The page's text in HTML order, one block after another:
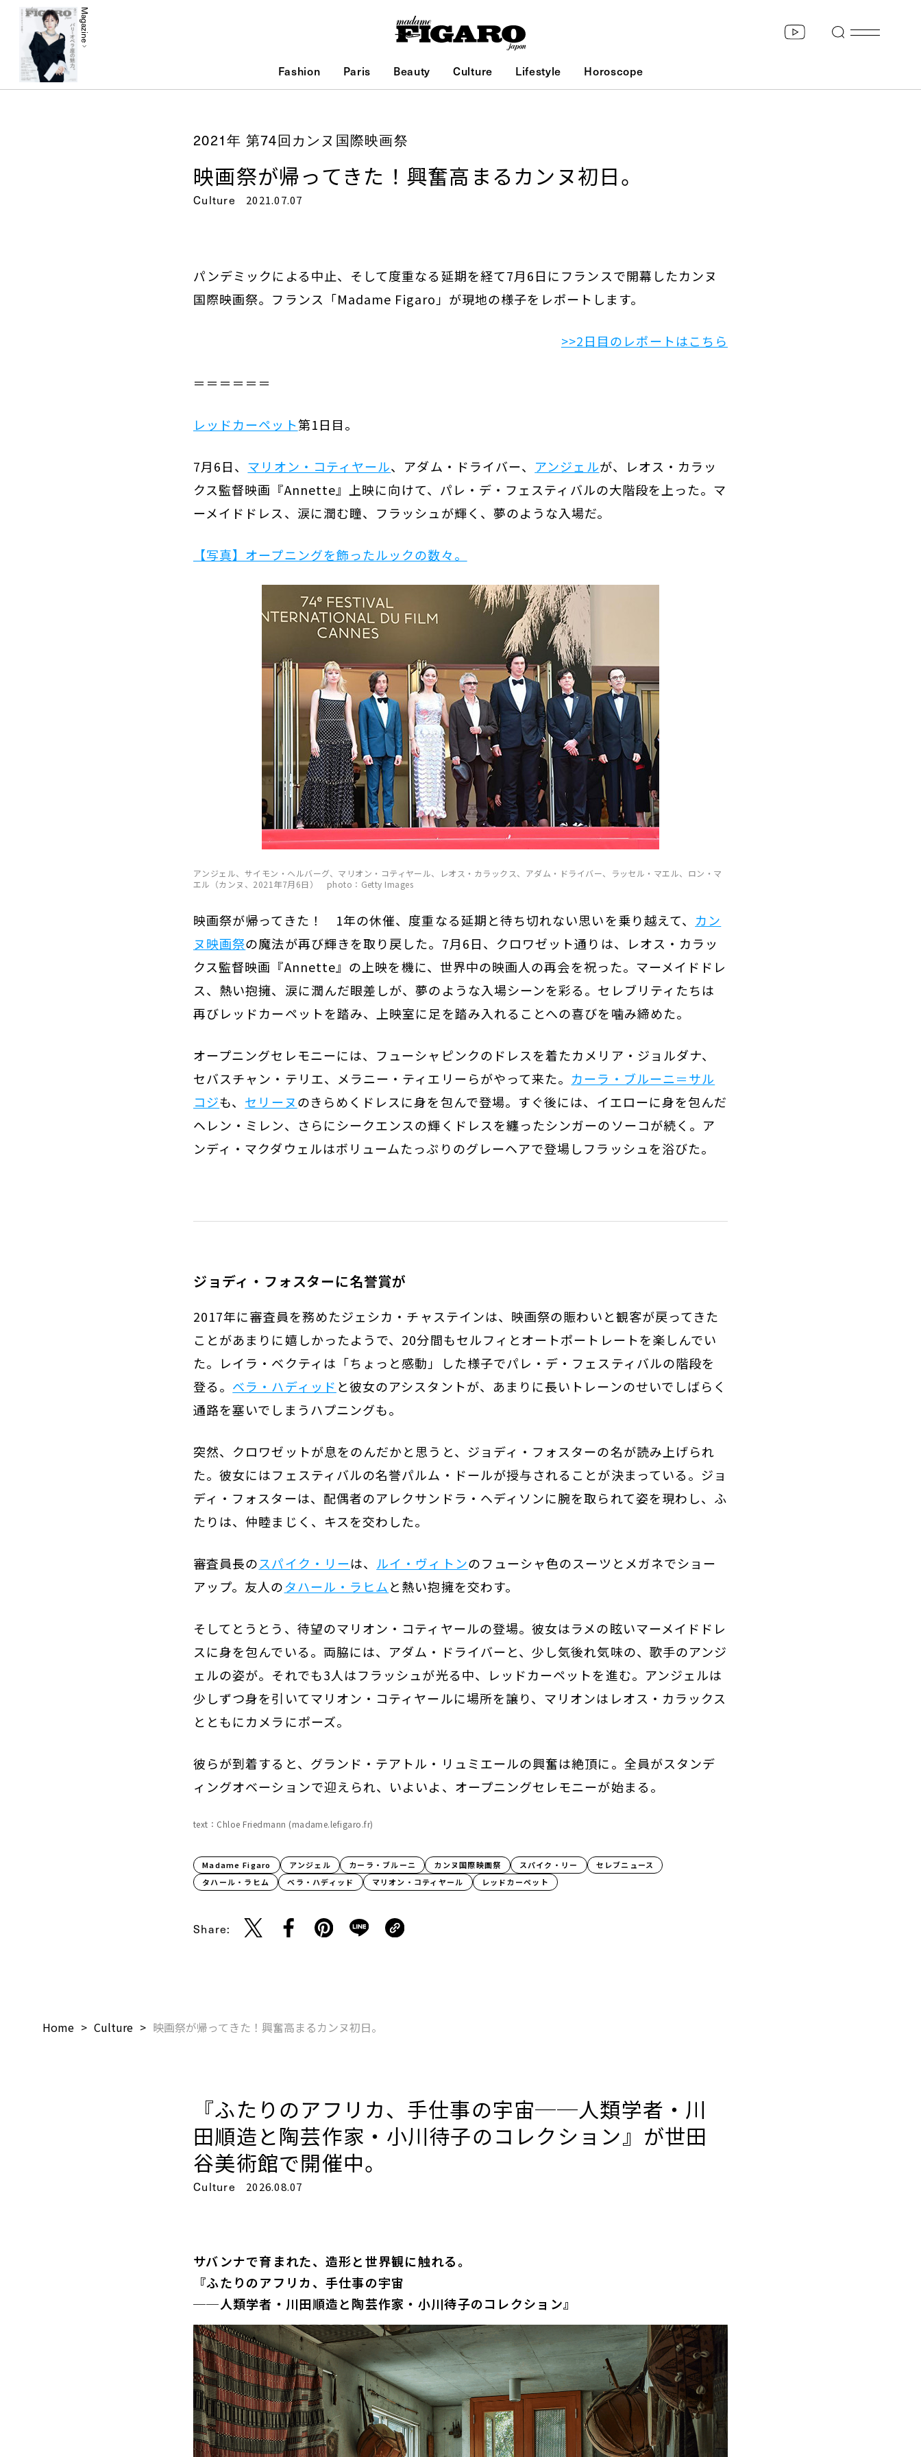
Magazine
Fashion Paris Beauty Culture Lifestyle Horoscope
2021年 第74回カンヌ国際映画祭
映画祭が帰ってきた！興奮高まるカンヌ初日。
Culture 2021.07.07
パンデミックによる中止、そして度重なる延期を経て7月6日にフランスで開幕したカンヌ
国際映画祭。フランス「Madame Figaro」が現地の様子をレポートします。
>>2日目のレポートはこちら
＝＝＝＝＝＝
レッドカーペット第1日目。
7月6日、 マリオン・コティヤール、アダム・ドライバー、 アンジェルが、レオス・カラッ
クス監督映画『Annette』上映に向けて、パレ・デ・フェスティバルの大階段を上った。マ
ーメイドドレス、涙に潤む瞳、フラッシュが輝く、夢のような入場だ。
【写真】オープニングを飾ったルックの数々。
アンジェル、サイモン・ヘルバーグ、マリオン・コティヤール、レオス・カラックス、アダム・ドライバー、ラッセル・マエル、ロン・マ
エル（カンヌ、2021年7月6日） photo：Getty Images
映画祭が帰ってきた！ 1年の休催、度重なる延期と待ち切れない思いを乗り越えて、 カン
ヌ映画祭の魔法が再び輝きを取り戻した。7月6日、クロワゼット通りは、レオス・カラッ
クス監督映画『Annette』の上映を機に、世界中の映画人の再会を祝った。マーメイドドレ
ス、熱い抱擁、涙に潤んだ眼差しが、夢のような入場シーンを彩る。セレブリティたちは
再びレッドカーペットを踏み、上映室に足を踏み入れることへの喜びを噛み締めた。
オープニングセレモニーには、フューシャピンクのドレスを着たカメリア・ジョルダナ、
セバスチャン・テリエ、メラニー・ティエリーらがやって来た。 カーラ・ブルーニ＝サル
コジも、 セリーヌのきらめくドレスに身を包んで登場。すぐ後には、イエローに身を包んだ
ヘレン・ミレン、さらにシークエンスの輝くドレスを纏ったシンガーのソーコが続く。ア
ンディ・マクダウェルはボリュームたっぷりのグレーヘアで登場しフラッシュを浴びた。
ジョディ・フォスターに名誉賞が
2017年に審査員を務めたジェシカ・チャステインは、映画祭の賑わいと観客が戻ってきた
ことがあまりに嬉しかったようで、20分間もセルフィとオートポートレートを楽しんでい
た。レイラ・ベクティは「ちょっと感動」した様子でパレ・デ・フェスティバルの階段を
登る。 ベラ・ハディッド と彼女のアシスタントが、あまりに長いトレーンのせいでしばらく
通路を塞いでしまうハプニングも。
突然、クロワゼットが息をのんだかと思うと、ジョディ・フォスターの名が読み上げられ
た。彼女にはフェスティバルの名誉パルム・ドールが授与されることが決まっている。ジョ
ディ・フォスターは、配偶者のアレクサンドラ・ヘディソンに腕を取られて姿を現わし、ふ
たりは、仲睦まじく、キスを交わした。
審査員長のスパイク・リーは、 ルイ・ヴィトンのフューシャ色のスーツとメガネでショー
アップ。友人のタハール・ラヒムと熱い抱擁を交わす。
そしてとうとう、待望のマリオン・コティヤールの登場。彼女はラメの眩いマーメイドドレ
スに身を包んでいる。両脇には、アダム・ドライバーと、少し気後れ気味の、歌手のアンジ
ェルの姿が。それでも3人はフラッシュが光る中、レッドカーペットを進む。アンジェルは
少しずつ身を引いてマリオン・コティヤールに場所を譲り、マリオンはレオス・カラックス
とともにカメラにポーズ。
彼らが到着すると、グランド・テアトル・リュミエールの興奮は絶頂に。全員がスタンデ
ィングオベーションで迎えられ、いよいよ、オープニングセレモニーが始まる。
text：Chloe Friedmann (madame.lefigaro.fr)
Madame Figaro アンジェル カーラ・ブルーニ カンヌ国際映画祭 スパイク・リー
セレブニュース
タハール・ラヒム
ベラ・ハディッド マリオン・コティヤール レッドカーペット
Share:
Home Culture 映画祭が帰ってきた！興奮高まるカンヌ初日。
『ふたりのアフリカ、手仕事の宇宙──人類学者・川
田順造と陶芸作家・小川待子のコレクション』が世田
谷美術館で開催中。
Culture 2026.08.07
サバンナで育まれた、造形と世界観に触れる。
『ふたりのアフリカ、手仕事の宇宙
──人類学者・川田順造と陶芸作家・小川待子のコレクション』